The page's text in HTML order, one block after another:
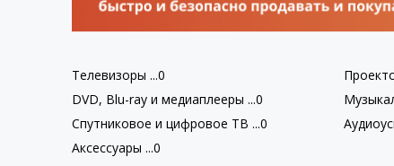
Телевизоры ...0
DVD, Blu-ray и медиаплееры ...0
Спутниковое и цифровое ТВ ...0
Аксессуары ...0